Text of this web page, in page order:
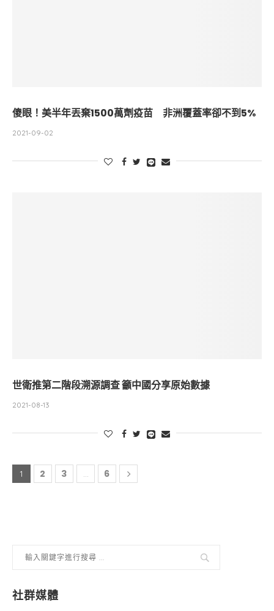
傻眼！美半年丟棄1500萬劑疫苗 非洲覆蓋率卻不到5%
2021-09-02
世衛推第二階段溯源調查 籲中國分享原始數據
2021-08-13
1 2 3 ... 6
社群媒體